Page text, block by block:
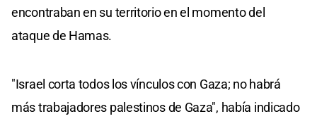
encontraban en su territorio en el momento del
ataque de Hamas.
"Israel corta todos los vínculos con Gaza; no habrá
más trabajadores palestinos de Gaza", había indicado